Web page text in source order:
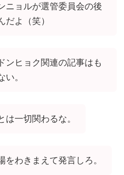
ニョルが選管委員会の後
だよ（笑）
ンヒョク関連の記事はも
い。
は一切関わるな。
をわきまえて発言しろ。